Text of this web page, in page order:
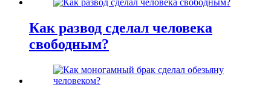
Как развод сделал человека
свободным?